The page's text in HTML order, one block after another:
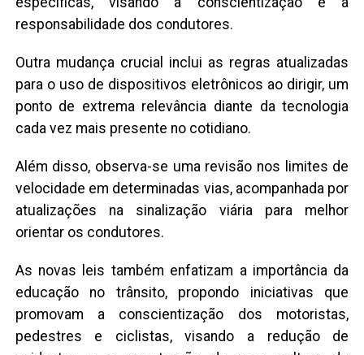
responsabilidade dos condutores.
Outra mudança crucial inclui as regras atualizadas
para o uso de dispositivos eletrônicos ao dirigir, um
ponto de extrema relevância diante da tecnologia
cada vez mais presente no cotidiano.
Além disso, observa-se uma revisão nos limites de
velocidade em determinadas vias, acompanhada por
atualizações na sinalização viária para melhor
orientar os condutores.
As novas leis também enfatizam a importância da
educação no trânsito, propondo iniciativas que
promovam a conscientização dos motoristas,
pedestres e ciclistas, visando a redução de